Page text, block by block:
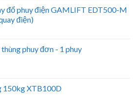
đổ phuy điện GAMLIFT EDT500-M
điện)
phuy đơn - 1 phuy
150kg XTB100D